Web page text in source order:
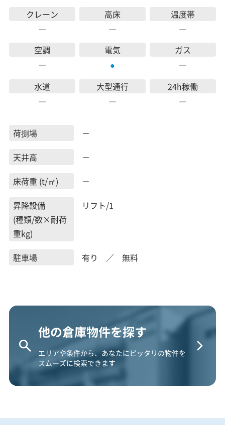
クレーン
―
高床
―
温度帯
―
空調
―
電気
●
ガス
―
水道
―
大型通行
―
24h稼働
―
荷捌場
－
天井高
－
床荷重 (t/㎡)
－
昇降設備
(種類/数×耐荷
重kg)
リフト/1
駐車場 有り ／ 無料
他の倉庫物件を探す
エリアや条件から、あなたにピッタリの物件を
スムーズに検索できます